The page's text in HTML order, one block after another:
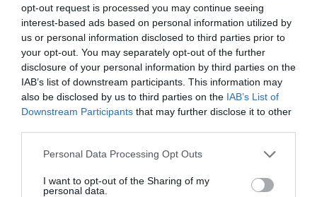
opt-out request is processed you may continue seeing
interest-based ads based on personal information utilized by
us or personal information disclosed to third parties prior to
your opt-out. You may separately opt-out of the further
disclosure of your personal information by third parties on the
IAB’s list of downstream participants. This information may
also be disclosed by us to third parties on the IAB’s List of
Downstream Participants that may further disclose it to other
Please note that this website/app uses one or more Google
not limited to your visit or usage behaviour. You may click to
Personal Data Processing Opt Outs
I want to opt-out of the Sharing of my
personal data.